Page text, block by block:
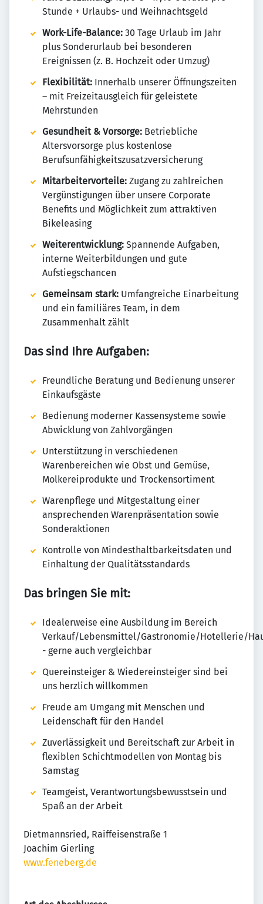
Stunde + Urlaubs- und Weihnachtsgeld
Work-Life-Balance: 30 Tage Urlaub im Jahr
plus Sonderurlaub bei besonderen
Ereignissen (z. B. Hochzeit oder Umzug)
Flexibilität: Innerhalb unserer Öffnungszeiten
– mit Freizeitausgleich für geleistete
Mehrstunden
Gesundheit & Vorsorge: Betriebliche
Altersvorsorge plus kostenlose
Berufsunfähigkeitszusatzversicherung
Mitarbeitervorteile: Zugang zu zahlreichen
Vergünstigungen über unsere Corporate
Benefits und Möglichkeit zum attraktiven
Bikeleasing
Weiterentwicklung: Spannende Aufgaben,
interne Weiterbildungen und gute
Aufstiegschancen
Gemeinsam stark: Umfangreiche Einarbeitung
und ein familiäres Team, in dem
Zusammenhalt zählt
Das sind Ihre Aufgaben:
Freundliche Beratung und Bedienung unserer
Einkaufsgäste
Bedienung moderner Kassensysteme sowie
Abwicklung von Zahlvorgängen
Unterstützung in verschiedenen
Warenbereichen wie Obst und Gemüse,
Molkereiprodukte und Trockensortiment
Warenpflege und Mitgestaltung einer
ansprechenden Warenpräsentation sowie
Sonderaktionen
Kontrolle von Mindesthaltbarkeitsdaten und
Einhaltung der Qualitätsstandards
Das bringen Sie mit:
Idealerweise eine Ausbildung im Bereich
Verkauf/Lebensmittel/Gastronomie/Hotellerie/
- gerne auch vergleichbar
Quereinsteiger & Wiedereinsteiger sind bei
uns herzlich willkommen
Freude am Umgang mit Menschen und
Leidenschaft für den Handel
Zuverlässigkeit und Bereitschaft zur Arbeit in
flexiblen Schichtmodellen von Montag bis
Samstag
Teamgeist, Verantwortungsbewusstsein und
Spaß an der Arbeit
Dietmannsried, Raiffeisenstraße 1
Joachim Gierling
www.feneberg.de